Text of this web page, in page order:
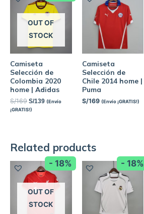
OUT OF
STOCK
Camiseta
Selección de
Colombia 2020
home | Adidas
S/169 S/139 (Envío
¡GRATIS!)
Camiseta
Selección de
Chile 2014 home |
Puma
S/169 (Envío ¡GRATIS!)
Related products
- 18%
OUT OF
STOCK
- 18%